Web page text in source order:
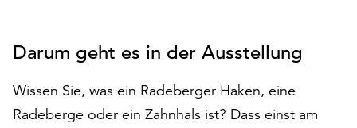
zu
anonymen
Statistikzwecken
genutzt
werden.
Darum geht es in der Ausstellung
Wissen Sie, was ein Radeberger Haken, eine
Radeberge oder ein Zahnhals ist? Dass einst am